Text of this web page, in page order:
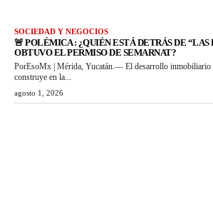
SOCIEDAD Y NEGOCIOS
🚨 POLÉMICA : ¿QUIÉN ESTÁ DETRÁS DE “LAS
OBTUVO EL PERMISO DE SEMARNAT?
PorEsoMx | Mérida, Yucatán.— El desarrollo inmobiliario
construye en la...
agosto 1, 2026